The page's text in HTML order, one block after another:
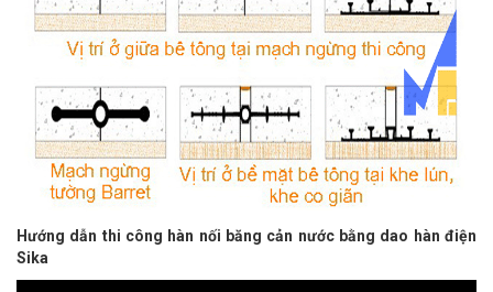
Hướng dẫn thi công hàn nối băng cản nước bằng dao hàn điện
Sika